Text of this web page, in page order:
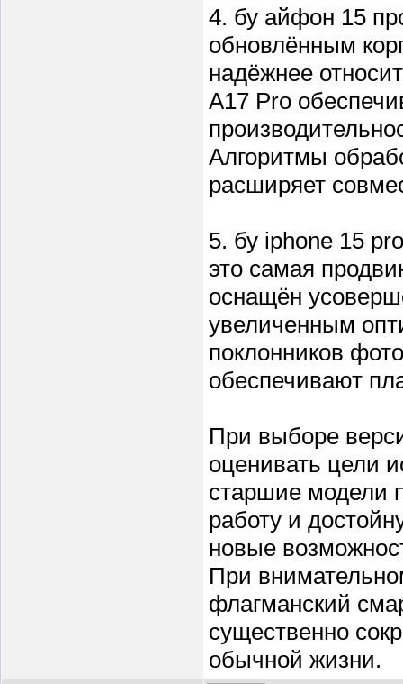
4. бу айфон 15
обновлённым
надёжнее
A17 Pro
Алгоритмы
расширяет
5. бу iphone 15
это самая
оснащён
увеличенным
поклонников
обеспечивают
При выборе
оценивать цели
старшие модели
работу и
новые
При
флагманский
существенно
обычной жизни.